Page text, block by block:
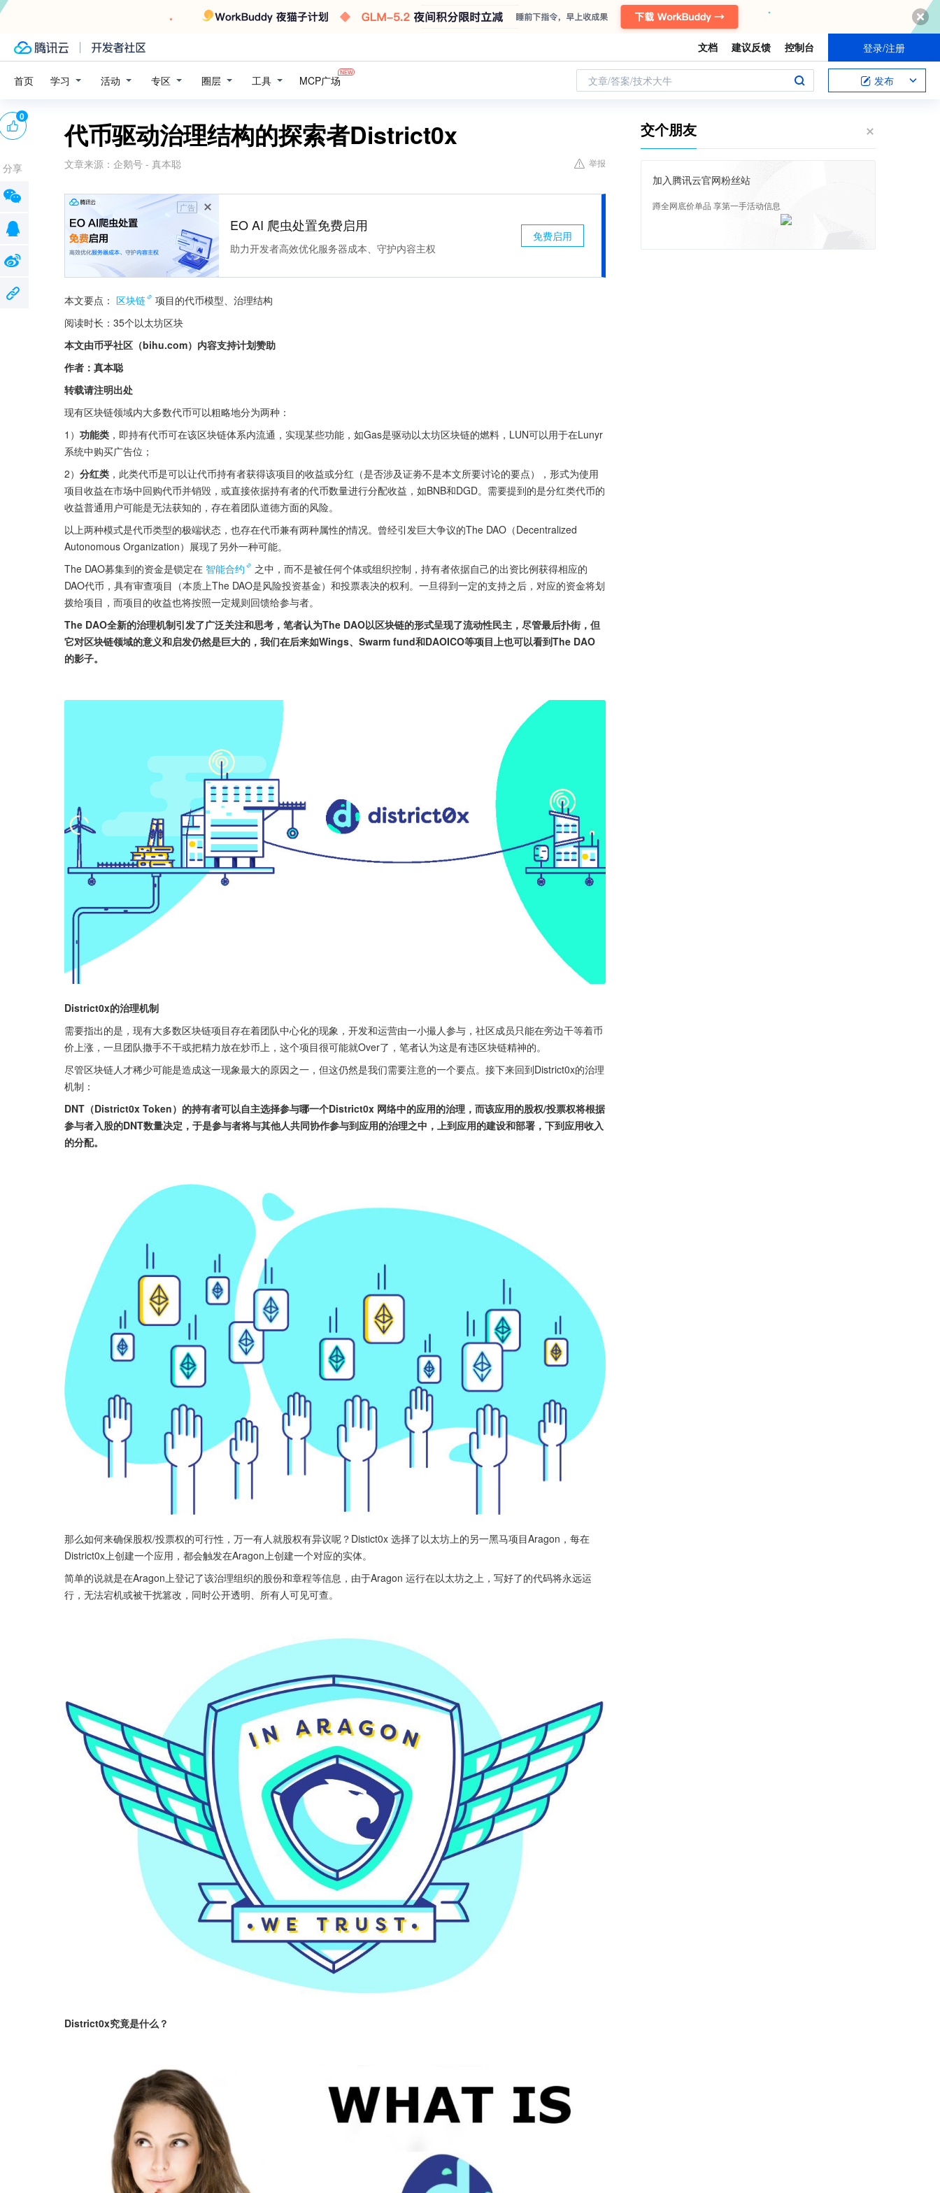
文档 建议反馈 控制台 登录/注册
首页 学习 活动 专区 圈层 工具 MCP广场 文章/答案/技术大牛 发布
代币驱动治理结构的探索者District0x
文章来源： 企鹅号 - 真本聪 举报
广告
EO AI 爬虫处置免费启用
助力开发者高效优化服务器成本、守护内容主权
免费启用
本文要点： 区块链
项目的代币模型、治理结构
阅读时长：35个以太坊区块
本文由币乎社区（bihu.com）内容支持计划赞助
作者：真本聪
转载请注明出处
现有区块链领域内大多数代币可以粗略地分为两种：
1） 功能类 ，即持有代币可在该区块链体系内流通，实现某些功能，如Gas是驱动以太坊区块链的燃料，LUN可以用于在Lunyr
系统中购买广告位；
2） 分红类 ，此类代币是可以让代币持有者获得该项目的收益或分红（是否涉及证劵不是本文所要讨论的要点），形式为使用
项目收益在市场中回购代币并销毁，或直接依据持有者的代币数量进行分配收益，如BNB和DGD。需要提到的是分红类代币的
收益普通用户可能是无法获知的，存在着团队道德方面的风险。
以上两种模式是代币类型的极端状态，也存在代币兼有两种属性的情况。曾经引发巨大争议的The DAO（Decentralized
Autonomous Organization）展现了另外一种可能。
The DAO募集到的资金是锁定在 智能合约
之中，而不是被任何个体或组织控制，持有者依据自己的出资比例获得相应的
DAO代币，具有审查项目（本质上The DAO是风险投资基金）和投票表决的权利。一旦得到一定的支持之后，对应的资金将划
拨给项目，而项目的收益也将按照一定规则回馈给参与者。
The DAO全新的治理机制引发了广泛关注和思考，笔者认为The DAO以区块链的形式呈现了流动性民主，尽管最后扑街，但
它对区块链领域的意义和启发仍然是巨大的，我们在后来如Wings、Swarm fund和DAOICO等项目上也可以看到The DAO
的影子。
District0x的治理机制
需要指出的是，现有大多数区块链项目存在着团队中心化的现象，开发和运营由一小撮人参与，社区成员只能在旁边干等着币
价上涨，一旦团队撒手不干或把精力放在炒币上，这个项目很可能就Over了，笔者认为这是有违区块链精神的。
尽管区块链人才稀少可能是造成这一现象最大的原因之一，但这仍然是我们需要注意的一个要点。接下来回到District0x的治理
机制：
DNT（District0x Token）的持有者可以自主选择参与哪一个District0x 网络中的应用的治理，而该应用的股权/投票权将根据
参与者入股的DNT数量决定，于是参与者将与其他人共同协作参与到应用的治理之中，上到应用的建设和部署，下到应用收入
的分配。
那么如何来确保股权/投票权的可行性，万一有人就股权有异议呢？Distict0x 选择了以太坊上的另一黑马项目Aragon，每在
District0x上创建一个应用，都会触发在Aragon上创建一个对应的实体。
简单的说就是在Aragon上登记了该治理组织的股份和章程等信息，由于Aragon 运行在以太坊之上，写好了的代码将永远运
行，无法宕机或被干扰篡改，同时公开透明、所有人可见可查。
District0x究竟是什么？
0
分享
交个朋友
加入腾讯云官网粉丝站
蹲全网底价单品 享第一手活动信息